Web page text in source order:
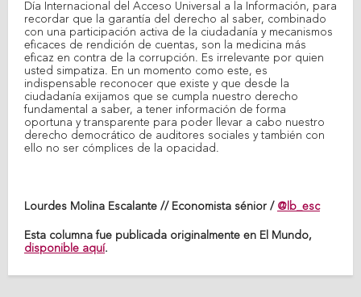
Día Internacional del Acceso Universal a la Información, para
recordar que la garantía del derecho al saber, combinado
con una participación activa de la ciudadanía y mecanismos
eficaces de rendición de cuentas, son la medicina más
eficaz en contra de la corrupción. Es irrelevante por quien
usted simpatiza. En un momento como este, es
indispensable reconocer que existe y que desde la
ciudadanía exijamos que se cumpla nuestro derecho
fundamental a saber, a tener información de forma
oportuna y transparente para poder llevar a cabo nuestro
derecho democrático de auditores sociales y también con
ello no ser cómplices de la opacidad.
Lourdes Molina Escalante // Economista sénior / @lb_esc
Esta columna fue publicada originalmente en El Mundo,
disponible aquí.